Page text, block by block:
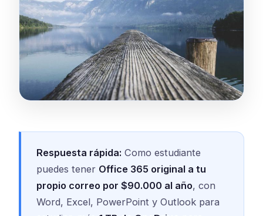
Respuesta rápida: Como estudiante
puedes tener Office 365 original a tu
propio correo por $90.000 al año, con
Word, Excel, PowerPoint y Outlook para